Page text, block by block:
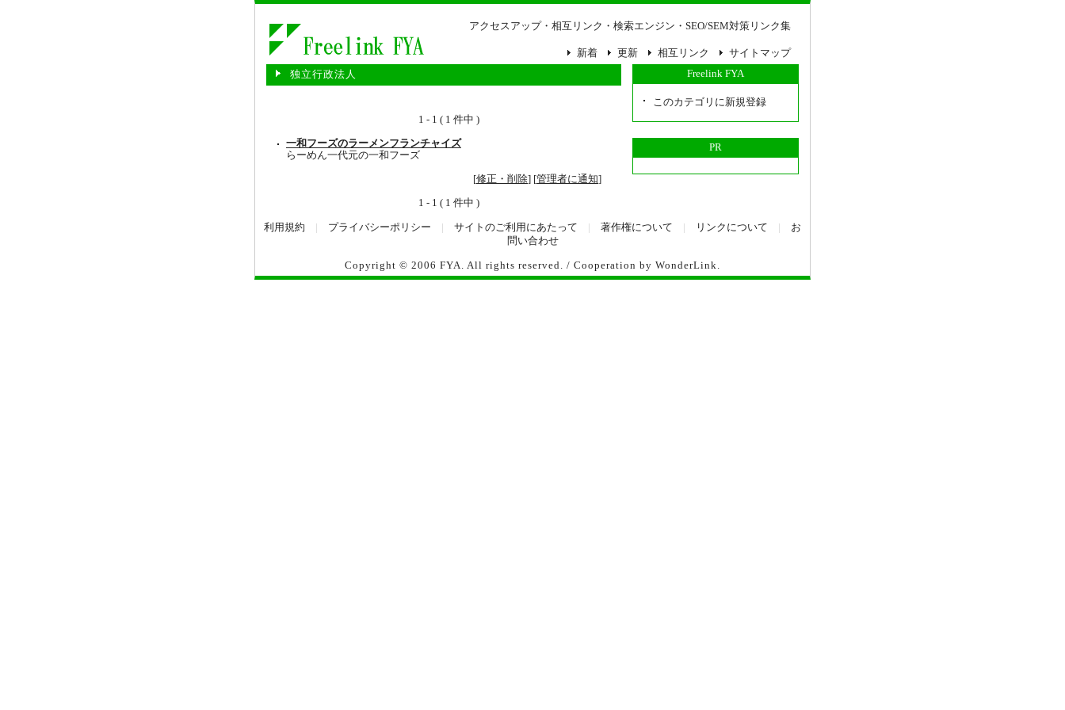
アクセスアップ・相互リンク・検索エンジン・SEO/SEM対策リンク集
サイトマップ
相互リンク
更新
新着
Freelink FYA
このカテゴリに新規登録
PR
独立行政法人
1 - 1 ( 1 件中 )
一和フーズのラーメンフランチャイズ
らーめん一代元の一和フーズ
[修正・削除] [管理者に通知]
1 - 1 ( 1 件中 )
利用規約 プライバシーポリシー サイトのご利用にあたって 著作権について リンクについて
お
問い合わせ
Copyright © 2006 FYA. All rights reserved. / Cooperation by WonderLink.